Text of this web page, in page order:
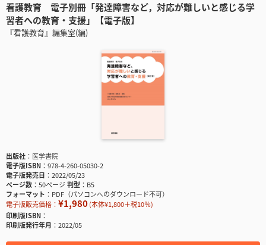
看護教育 電子別冊「発達障害など，対応が難しいと感じる学
習者への教育・支援」【電子版】
『看護教育』編集室(編)
出版社
医学書院
電子版ISBN
978-4-260-05030-2
電子版発売日
2022/05/23
ページ数
50ページ判型
B5
フォーマット
PDF（パソコンへのダウンロード不可）
電子版販売価格： ¥1,980(本体¥1,800＋税10％)
印刷版ISBN
印刷版発行年月
2022/05